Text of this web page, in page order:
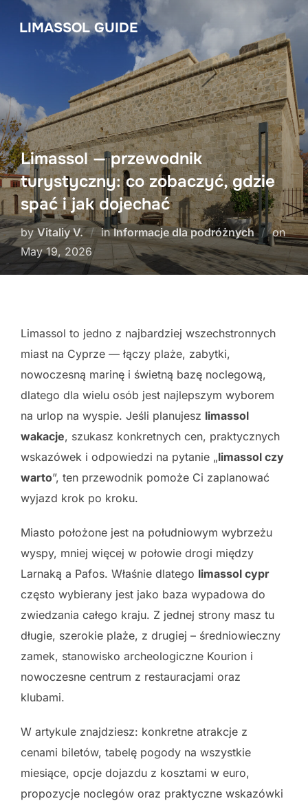
LIMASSOL GUIDE
Limassol — przewodnik
turystyczny: co zobaczyć, gdzie
spać i jak dojechać
byVitaliy V. inInformacje dla podróżnych
on
Posted
on
May 19, 2026
Limassol to jedno z najbardziej wszechstronnych
miast na Cyprze — łączy plaże, zabytki,
nowoczesną marinę i świetną bazę noclegową,
dlatego dla wielu osób jest najlepszym wyborem
na urlop na wyspie. Jeśli planujesz limassol
wakacje, szukasz konkretnych cen, praktycznych
wskazówek i odpowiedzi na pytanie „limassol czy
warto”, ten przewodnik pomoże Ci zaplanować
wyjazd krok po kroku.
Miasto położone jest na południowym wybrzeżu
wyspy, mniej więcej w połowie drogi między
Larnaką a Pafos. Właśnie dlatego limassol cypr
często wybierany jest jako baza wypadowa do
zwiedzania całego kraju. Z jednej strony masz tu
długie, szerokie plaże, z drugiej – średniowieczny
zamek, stanowisko archeologiczne Kourion i
nowoczesne centrum z restauracjami oraz
klubami.
W artykule znajdziesz: konkretne atrakcje z
cenami biletów, tabelę pogody na wszystkie
miesiące, opcje dojazdu z kosztami w euro,
propozycje noclegów oraz praktyczne wskazówki